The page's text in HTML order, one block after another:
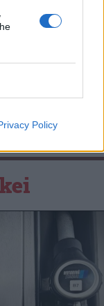
Policy
s